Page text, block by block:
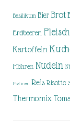
Basilikum Bier Brot
Erdbeeren Fleisch
Kartoffeln
Möhren Nudeln
Pralinen Reis Risotto
Thermomix